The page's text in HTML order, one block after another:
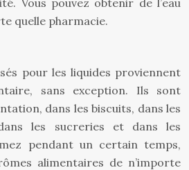
Vous pouvez obtenir de l’eau
quelle pharmacie.
pour les liquides proviennent
sans exception. Ils sont
dans les biscuits, dans les
les sucreries et dans les
pendant un certain temps,
alimentaires de n’importe